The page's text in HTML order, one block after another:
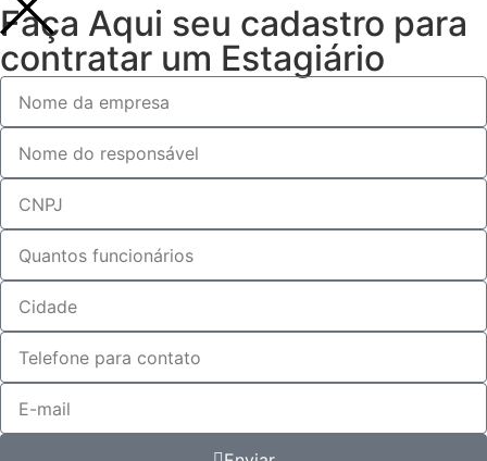
Faça Aqui seu cadastro para
contratar um Estagiário